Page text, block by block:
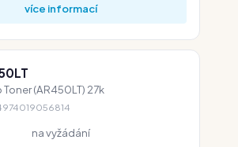
více informací
Toner (AR450LT) 27k
na vyžádání